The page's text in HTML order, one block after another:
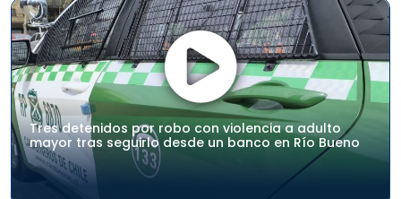
Tres detenidos por robo con violencia a adulto
mayor tras seguirlo desde un banco en Río Bueno